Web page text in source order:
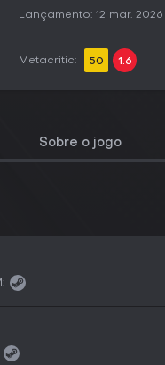
Lançamento: 12 mar. 2026
Metacritic: 50 1.6
Sobre o jogo